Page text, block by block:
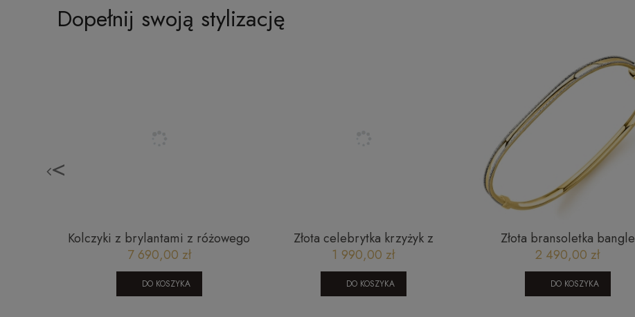
Dopełnij swoją stylizację
<
Kolczyki z brylantami z różowego
złota CE1721P
7 690,00 zł
DO KOSZYKA
Złota celebrytka krzyżyk z
brylantami 104-10020
1 990,00 zł
DO KOSZYKA
Złota bransoletka bangle
dwukolorowa 260920236
2 490,00 zł
DO KOSZYKA